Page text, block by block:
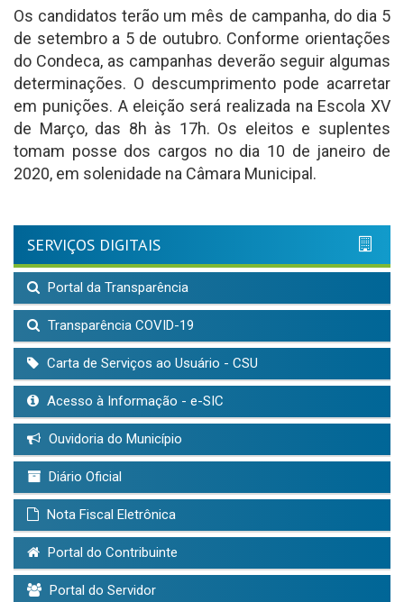
Os candidatos terão um mês de campanha, do dia 5
de setembro a 5 de outubro. Conforme orientações
do Condeca, as campanhas deverão seguir algumas
determinações. O descumprimento pode acarretar
em punições. A eleição será realizada na Escola XV
de Março, das 8h às 17h. Os eleitos e suplentes
tomam posse dos cargos no dia 10 de janeiro de
2020, em solenidade na Câmara Municipal.
SERVIÇOS DIGITAIS
Portal da Transparência
Transparência COVID-19
Carta de Serviços ao Usuário - CSU
Acesso à Informação - e-SIC
Ouvidoria do Município
Diário Oficial
Nota Fiscal Eletrônica
Portal do Contribuinte
Portal do Servidor